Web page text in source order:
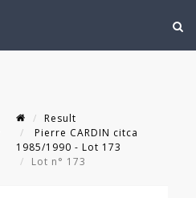
Result
Pierre CARDIN citca
1985/1990 - Lot 173
Lot n° 173